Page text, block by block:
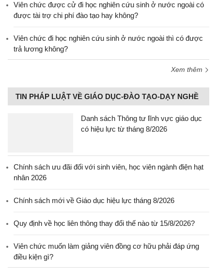
Viên chức được cử đi học nghiên cứu sinh ở nước ngoài có
được tài trợ chi phí đào tạo hay không?
Viên chức đi học nghiên cứu sinh ở nước ngoài thì có được
trả lương không?
Xem thêm
TIN PHÁP LUẬT VỀ GIÁO DỤC-ĐÀO TẠO-DẠY NGHỀ
Danh sách Thông tư lĩnh vực giáo dục
có hiệu lực từ tháng 8/2026
Chính sách ưu đãi đối với sinh viên, học viên ngành điện hạt
nhân 2026
Chính sách mới về Giáo dục hiệu lực tháng 8/2026
Quy định về học liên thông thay đổi thế nào từ 15/8/2026?
Viên chức muốn làm giảng viên đồng cơ hữu phải đáp ứng
điều kiện gì?